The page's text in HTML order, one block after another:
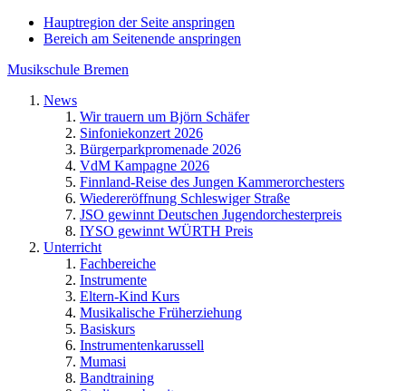
Hauptregion der Seite anspringen
Bereich am Seitenende anspringen
Musikschule Bremen
News
Wir trauern um Björn Schäfer
Sinfoniekonzert 2026
Bürgerparkpromenade 2026
VdM Kampagne 2026
Finnland-Reise des Jungen Kammerorchesters
Wiedereröffnung Schleswiger Straße
JSO gewinnt Deutschen Jugendorchesterpreis
IYSO gewinnt WÜRTH Preis
Unterricht
Fachbereiche
Instrumente
Eltern-Kind Kurs
Musikalische Früherziehung
Basiskurs
Instrumentenkarussell
Mumasi
Bandtraining